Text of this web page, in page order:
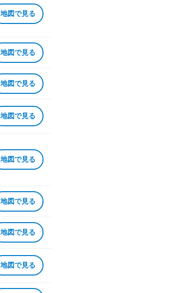
地図で見る
地図で見る
地図で見る
地図で見る
地図で見る
地図で見る
地図で見る
地図で見る